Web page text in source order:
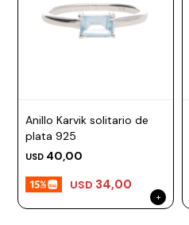
Anillo Karvik solitario de
plata 925
USD 40,00
USD 34,00